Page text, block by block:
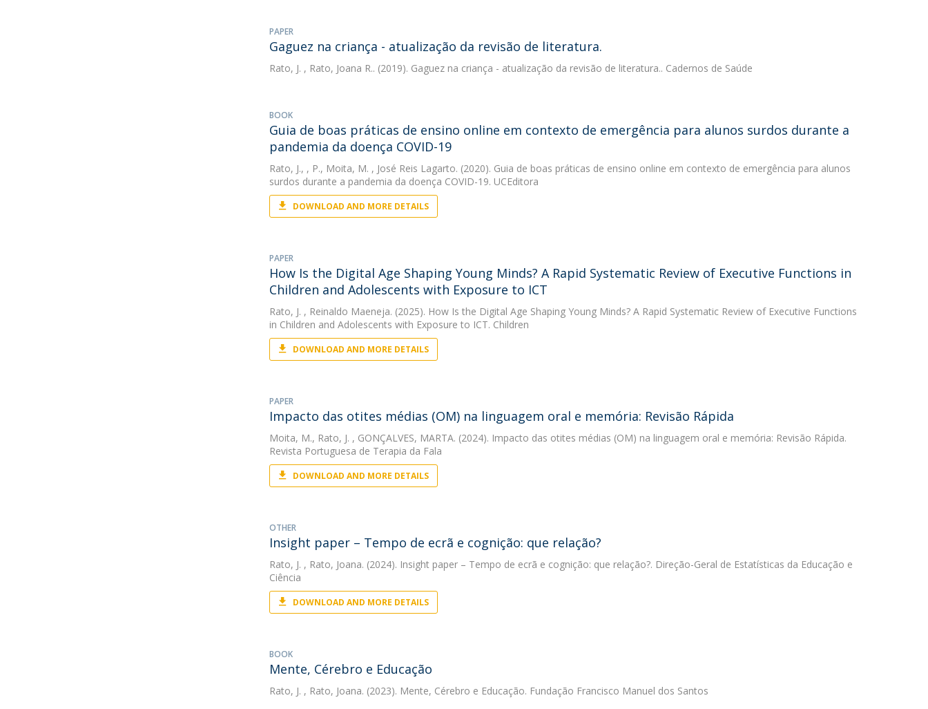
PAPER
Gaguez na criança - atualização da revisão de literatura.
Rato, J. , Rato, Joana R.. (2019). Gaguez na criança - atualização da revisão de literatura.. Cadernos de Saúde
BOOK
Guia de boas práticas de ensino online em contexto de emergência para alunos surdos durante a
pandemia da doença COVID-19
Rato, J., , P., Moita, M. , José Reis Lagarto. (2020). Guia de boas práticas de ensino online em contexto de emergência para alunos
surdos durante a pandemia da doença COVID-19. UCEditora
DOWNLOAD AND MORE DETAILS
PAPER
How Is the Digital Age Shaping Young Minds? A Rapid Systematic Review of Executive Functions in
Children and Adolescents with Exposure to ICT
Rato, J. , Reinaldo Maeneja. (2025). How Is the Digital Age Shaping Young Minds? A Rapid Systematic Review of Executive Functions
in Children and Adolescents with Exposure to ICT. Children
DOWNLOAD AND MORE DETAILS
PAPER
Impacto das otites médias (OM) na linguagem oral e memória: Revisão Rápida
Moita, M., Rato, J. , GONÇALVES, MARTA. (2024). Impacto das otites médias (OM) na linguagem oral e memória: Revisão Rápida.
Revista Portuguesa de Terapia da Fala
DOWNLOAD AND MORE DETAILS
OTHER
Insight paper – Tempo de ecrã e cognição: que relação?
Rato, J. , Rato, Joana. (2024). Insight paper – Tempo de ecrã e cognição: que relação?. Direção-Geral de Estatísticas da Educação e
Ciência
DOWNLOAD AND MORE DETAILS
BOOK
Mente, Cérebro e Educação
Rato, J. , Rato, Joana. (2023). Mente, Cérebro e Educação. Fundação Francisco Manuel dos Santos